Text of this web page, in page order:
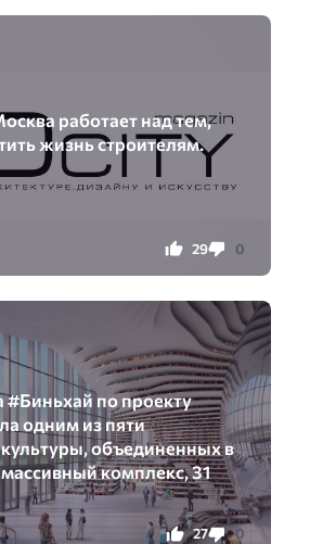
работает над тем,
жизнь строителям.
29 0
#Биньхай по проекту
одним из пяти
объединенных в
комплекс, 31
27 0